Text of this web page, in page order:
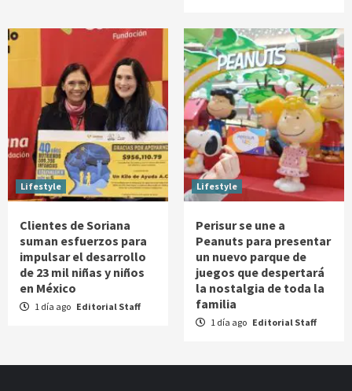
Lifestyle
Clientes de Soriana
suman esfuerzos para
impulsar el desarrollo
de 23 mil niñas y niños
en México
1 día ago Editorial Staff
Lifestyle
Perisur se une a
Peanuts para presentar
un nuevo parque de
juegos que despertará
la nostalgia de toda la
familia
1 día ago Editorial Staff